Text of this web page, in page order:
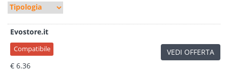
Evostore.it
Compatibile
€ 6.36
VEDI OFFERTA